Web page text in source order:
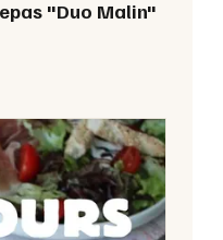
"Duo Malin"